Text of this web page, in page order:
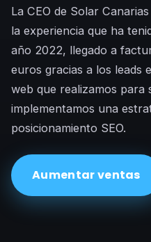
La CEO de Solar
la experiencia que ha
año 2022, llegado a
euros gracias a los leads
web que realizamos para
implementamos una
posicionamiento SEO.
Aumentar ventas